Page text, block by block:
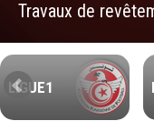
–Ligue II–
Feuille de match 2016/
-Ligue I-
-Ligue II-
Travaux de
LIGUE1